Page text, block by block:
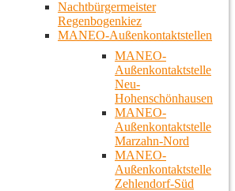
Nachtbürgermeister
Regenbogenkiez
MANEO-Außenkontaktstellen
MANEO-
Außenkontaktstelle
Neu-
Hohenschönhausen
MANEO-
Außenkontaktstelle
Marzahn-Nord
MANEO-
Außenkontaktstelle
Zehlendorf-Süd